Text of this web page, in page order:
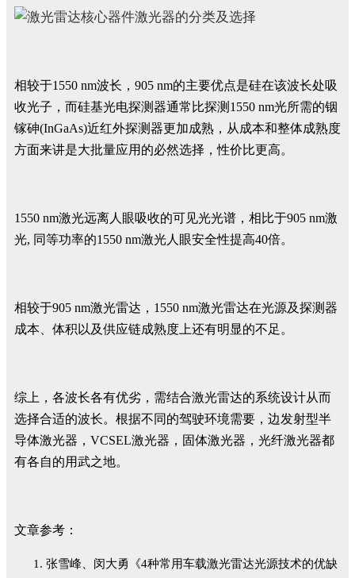
相较于1550 nm波长，905 nm的主要优点是硅在该波长处吸
收光子，而硅基光电探测器通常比探测1550 nm光所需的铟
镓砷(InGaAs)近红外探测器更加成熟，从成本和整体成熟度
方面来讲是大批量应用的必然选择，性价比更高。
1550 nm激光远离人眼吸收的可见光光谱，相比于905 nm激
光, 同等功率的1550 nm激光人眼安全性提高40倍。
相较于905 nm激光雷达，1550 nm激光雷达在光源及探测器
成本、体积以及供应链成熟度上还有明显的不足。
综上，各波长各有优劣，需结合激光雷达的系统设计从而
选择合适的波长。根据不同的驾驶环境需要，边发射型半
导体激光器，VCSEL激光器，固体激光器，光纤激光器都
有各自的用武之地。
文章参考：
张雪峰、闵大勇《4种常用车载激光雷达光源技术的优缺